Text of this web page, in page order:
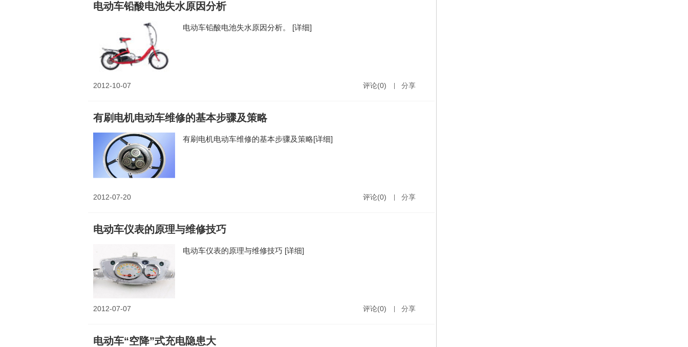
电动车铅酸电池失水原因分析
电动车铅酸电池失水原因分析。 [详细]
2012-10-07 评论(0) 分享
有刷电机电动车维修的基本步骤及策略
有刷电机电动车维修的基本步骤及策略[详细]
2012-07-20 评论(0) 分享
电动车仪表的原理与维修技巧
电动车仪表的原理与维修技巧 [详细]
2012-07-07 评论(0) 分享
电动车“空降”式充电隐患大